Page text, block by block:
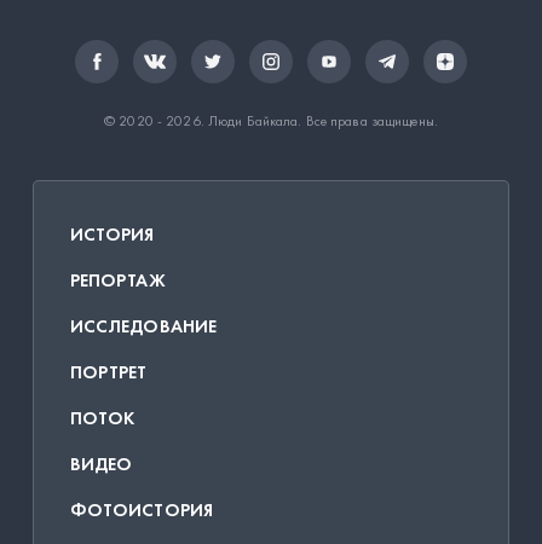
© 2020 - 2026. Люди Байкала. Все права защищены.
ИСТОРИЯ
РЕПОРТАЖ
ИССЛЕДОВАНИЕ
ПОРТРЕТ
ПОТОК
ВИДЕО
ФОТОИСТОРИЯ